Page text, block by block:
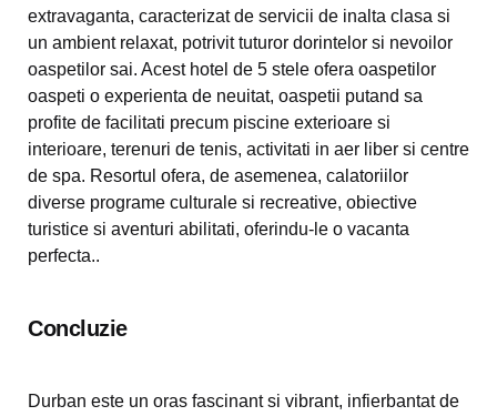
extravaganta, caracterizat de servicii de inalta clasa si
un ambient relaxat, potrivit tuturor dorintelor si nevoilor
oaspetilor sai. Acest hotel de 5 stele ofera oaspetilor
oaspeti o experienta de neuitat, oaspetii putand sa
profite de facilitati precum piscine exterioare si
interioare, terenuri de tenis, activitati in aer liber si centre
de spa. Resortul ofera, de asemenea, calatoriilor
diverse programe culturale si recreative, obiective
turistice si aventuri abilitati, oferindu-le o vacanta
perfecta..
Concluzie
Durban este un oras fascinant si vibrant, infierbantat de